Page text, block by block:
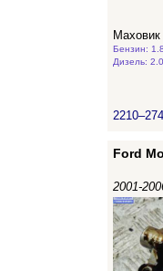
Бензин:
Дизель:
Ford
2001-